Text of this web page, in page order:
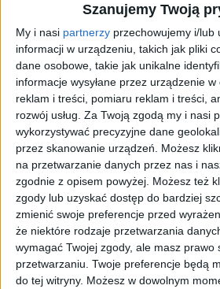
Szanujemy Twoją
My i nasi partnerzy przechowujemy i/lub
informacji w urządzeniu, takich jak pliki
dane osobowe, takie jak unikalne
informacje wysyłane przez urządzenie
reklam i treści, pomiaru reklam i treści,
rozwój usług. Za Twoją zgodą my i nasi
wykorzystywać precyzyjne dane
przez skanowanie urządzeń. Możesz
na przetwarzanie danych przez nas i
zgodnie z opisem powyżej. Możesz też
zgody lub uzyskać dostęp do bardziej
zmienić swoje preferencje przed
że niektóre rodzaje przetwarzania
wymagać Twojej zgody, ale masz prawo
przetwarzaniu. Twoje preferencje będą
do tej witryny. Możesz w dowolnym
Komunikacja
Zieleń
Inwestycje
Biznes
Sport
Kultura
Małopolska
Kryminalne
Tag#ranking zaufania do polityków
#ranking zaufania
polityków
artykułówMiastoNajnowszePolityka
Sortuj:
Kategoria: